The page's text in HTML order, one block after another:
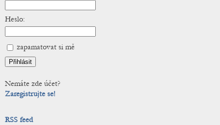
Heslo:
zapamatovat si mě
Nemáte zde účet?
Zaregistrujte se!
RSS feed